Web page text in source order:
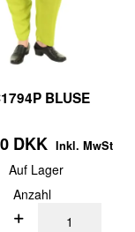
BLUSE
DKK Inkl. MwSt
Auf Lager
Anzahl